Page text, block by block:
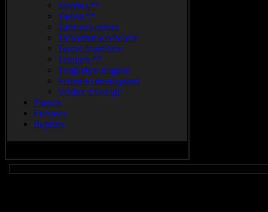
Sizerins.**
Tariers.**
Tarin.des.aulnes
Tichodrome.échelette
Torcol.fourmilier
Traquets.**
Troglodyte.mignon
Venturon.montagnard
Verdier d'Europe
Plantes
Poissons
Reptiles